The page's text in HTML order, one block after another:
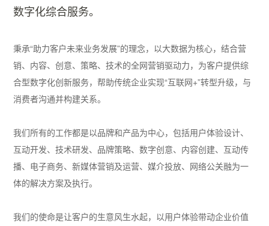
数字化综合服务。
秉承“助力客户未来业务发展”的理念，以大数据为核心，结合营
销、内容、创意、策略、技术的全网营销驱动力，为客户提供综
合型数字化创新服务，帮助传统企业实现“互联网+”转型升级，与
消费者沟通并构建关系。
我们所有的工作都是以品牌和产品为中心，包括用户体验设计、
互动开发、技术研发、品牌策略、数字创意、内容创建、互动传
播、电子商务、新媒体营销及运营、媒介投放、网络公关融为一
体的解决方案及执行。
我们的使命是让客户的生意风生水起，以用户体验带动企业价值